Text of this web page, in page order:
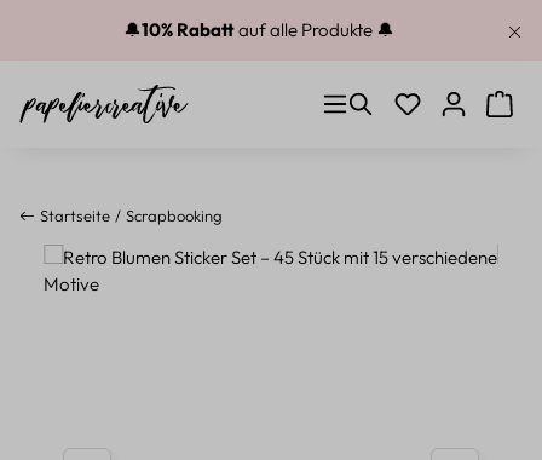
Zum Hauptinhalt springen
🔔10% Rabattauf alle Produkte 🔔
Du hast 0
Startseite Scrapbooking
Bildergalerie überspringen